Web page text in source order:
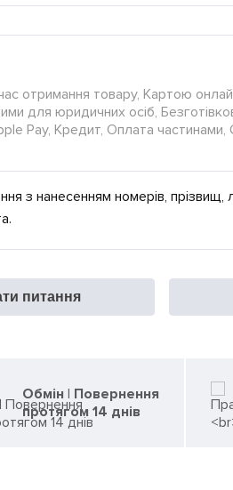
отримання товару, Картою
для юридичних осіб,
Pay, Кредит, Оплата
з нанесенням номерів, прізвищ,
питання
Обмін | Повернення
протягом 14 днів